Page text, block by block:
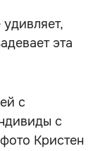
эта
с
с
Кристен